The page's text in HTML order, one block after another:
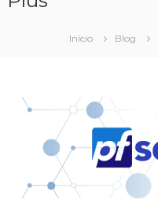
experiência.
Início Blog